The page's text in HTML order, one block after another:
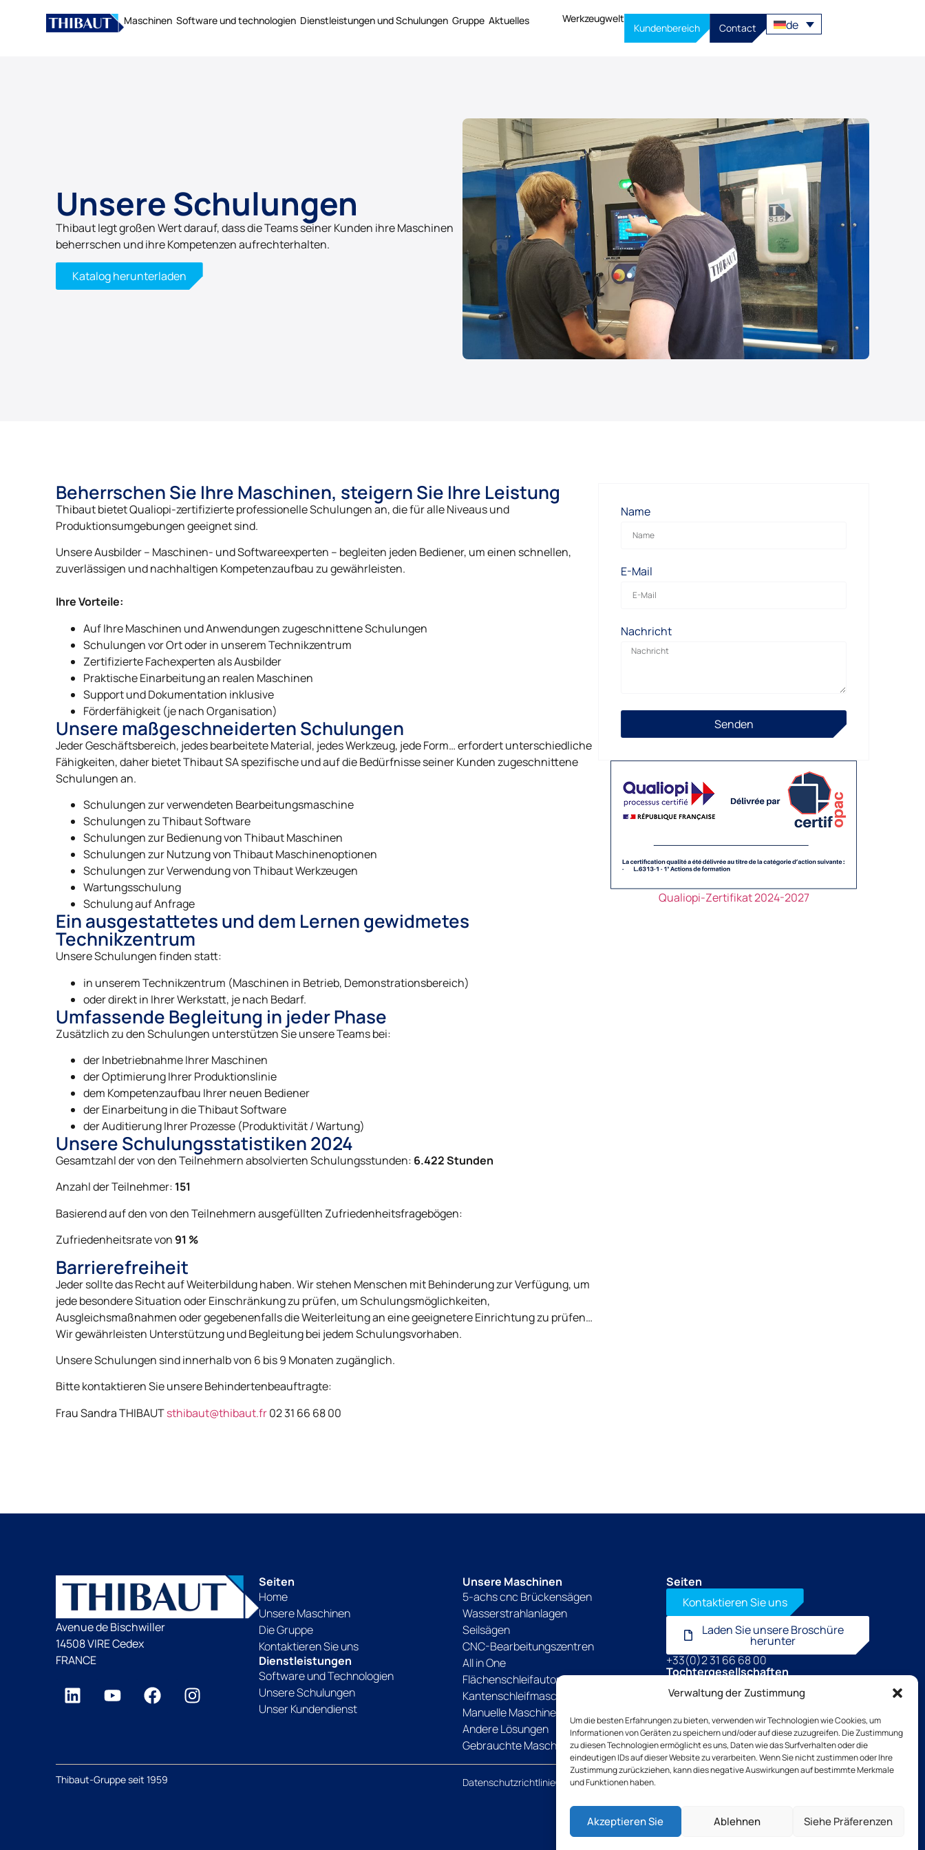
Verwaltung der Zustimmung
Um die besten Erfahrungen zu bieten, verwenden wir Technologien wie Cookies, um
Informationen von Geräten zu speichern und/oder auf diese zuzugreifen. Die Zustimmung
zu diesen Technologien ermöglicht es uns, Daten wie das Surfverhalten oder die
eindeutigen IDs auf dieser Website zu verarbeiten. Wenn Sie nicht zustimmen oder Ihre
Zustimmung zurückziehen, kann dies negative Auswirkungen auf bestimmte Merkmale
und Funktionen haben.
Akzeptieren Sie Ablehnen Siehe Präferenzen
Maschinen Software und technologien Dienstleistungen und Schulungen Gruppe Aktuelles Werkzeugwelt
Kundenbereich Contact de
Unsere Schulungen
Thibaut legt großen Wert darauf, dass die Teams seiner Kunden ihre Maschinen
beherrschen und ihre Kompetenzen aufrechterhalten.
Katalog herunterladen
Beherrschen Sie Ihre Maschinen, steigern Sie Ihre Leistung
Thibaut bietet Qualiopi-zertifizierte professionelle Schulungen an, die für alle Niveaus und
Produktionsumgebungen geeignet sind.
Unsere Ausbilder – Maschinen- und Softwareexperten – begleiten jeden Bediener, um einen schnellen,
zuverlässigen und nachhaltigen Kompetenzaufbau zu gewährleisten.
Ihre Vorteile:
Auf Ihre Maschinen und Anwendungen zugeschnittene Schulungen
Schulungen vor Ort oder in unserem Technikzentrum
Zertifizierte Fachexperten als Ausbilder
Praktische Einarbeitung an realen Maschinen
Support und Dokumentation inklusive
Förderfähigkeit (je nach Organisation)
Unsere maßgeschneiderten Schulungen
Jeder Geschäftsbereich, jedes bearbeitete Material, jedes Werkzeug, jede Form… erfordert unterschiedliche
Fähigkeiten, daher bietet Thibaut SA spezifische und auf die Bedürfnisse seiner Kunden zugeschnittene
Schulungen an.
Schulungen zur verwendeten Bearbeitungsmaschine
Schulungen zu Thibaut Software
Schulungen zur Bedienung von Thibaut Maschinen
Schulungen zur Nutzung von Thibaut Maschinenoptionen
Schulungen zur Verwendung von Thibaut Werkzeugen
Wartungsschulung
Schulung auf Anfrage
Ein ausgestattetes und dem Lernen gewidmetes
Technikzentrum
Unsere Schulungen finden statt:
in unserem Technikzentrum (Maschinen in Betrieb, Demonstrationsbereich)
oder direkt in Ihrer Werkstatt, je nach Bedarf.
Umfassende Begleitung in jeder Phase
Zusätzlich zu den Schulungen unterstützen Sie unsere Teams bei:
der Inbetriebnahme Ihrer Maschinen
der Optimierung Ihrer Produktionslinie
dem Kompetenzaufbau Ihrer neuen Bediener
der Einarbeitung in die Thibaut Software
der Auditierung Ihrer Prozesse (Produktivität / Wartung)
Unsere Schulungsstatistiken 2024
Gesamtzahl der von den Teilnehmern absolvierten Schulungsstunden: 6.422 Stunden
Anzahl der Teilnehmer: 151
Basierend auf den von den Teilnehmern ausgefüllten Zufriedenheitsfragebögen:
Zufriedenheitsrate von 91 %
Barrierefreiheit
Jeder sollte das Recht auf Weiterbildung haben. Wir stehen Menschen mit Behinderung zur Verfügung, um
jede besondere Situation oder Einschränkung zu prüfen, um Schulungsmöglichkeiten,
Ausgleichsmaßnahmen oder gegebenenfalls die Weiterleitung an eine geeignetere Einrichtung zu prüfen…
Wir gewährleisten Unterstützung und Begleitung bei jedem Schulungsvorhaben.
Unsere Schulungen sind innerhalb von 6 bis 9 Monaten zugänglich.
Bitte kontaktieren Sie unsere Behindertenbeauftragte:
Frau Sandra THIBAUTsthibaut@thibaut.fr02 31 66 68 00
Name
E-Mail
Nachricht
Senden
Qualiopi-Zertifikat 2024-2027
Avenue de Bischwiller
14508 VIRE Cedex
FRANCE
Seiten
Home
Unsere Maschinen
Die Gruppe
Kontaktieren Sie uns
Dienstleistungen
Software und Technologien
Unsere Schulungen
Unser Kundendienst
Unsere Maschinen
5-achs cnc Brückensägen
Wasserstrahlanlagen
Seilsägen
CNC-Bearbeitungszentren
All in One
Flächenschleifautomaten
Kantenschleifmaschinen
Manuelle Maschinen
Andere Lösungen
Gebrauchte Maschinen
Seiten
Kontaktieren Sie uns
Laden Sie unsere Broschüre
herunter
+33(0)2 31 66 68 00
Tochtergesellschaften
TSB outillage
Thibaut Recrutement
Thibaut Service by Calas
Thibaut-Gruppe seit 1959 DatenschutzrichtlinieCookie-RichtlinieRechtliche Hinweise